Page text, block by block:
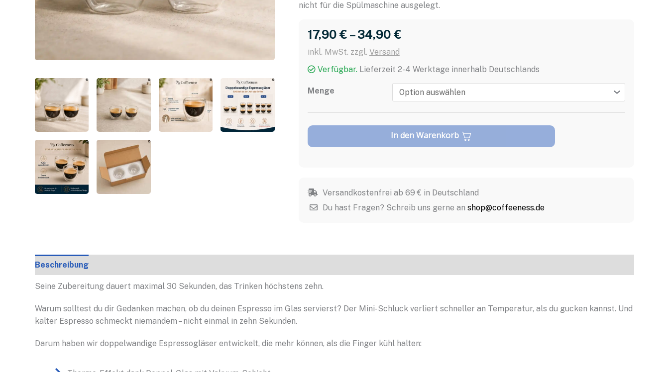
17,90 € – 34,90 €
inkl. MwSt. zzgl. Versand
Verfügbar. Lieferzeit 2-4 Werktage innerhalb Deutschlands
Versandkostenfrei ab 69 € in Deutschland
Du hast Fragen? Schreib uns gerne an shop@coffeeness.de
nicht für die Spülmaschine ausgelegt.
Menge
In den Warenkorb
Beschreibung
Seine Zubereitung dauert maximal 30 Sekunden, das Trinken höchstens zehn.
Warum solltest du dir Gedanken machen, ob du deinen Espresso im Glas servierst? Der Mini-Schluck verliert schneller an Temperatur, als du gucken kannst. Und
kalter Espresso schmeckt niemandem – nicht einmal in zehn Sekunden.
Darum haben wir doppelwandige Espressogläser entwickelt, die mehr können, als die Finger kühl halten: